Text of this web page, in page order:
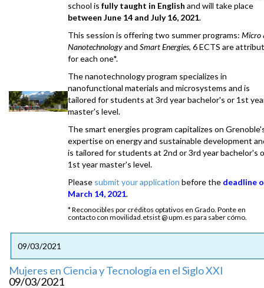
school is fully taught in English and will take place
between June 14 and July 16, 2021.
This session is offering two summer programs: Micro
Nanotechnologyand Smart Energies, 6 ECTS are
for each one*.
The nanotechnology program specializes in
nanofunctional materials and microsystems and is
tailored for students at 3rd year bachelor's or 1st
master's level.
The smart energies program capitalizes on
expertise on energy and sustainable development
is tailored for students at 2nd or 3rd year bachelor's
1st year master's level.
Please submit your application before the deadline
March 14, 2021.
* Reconocibles por créditos optativos en Grado. Ponte en
contacto con movilidad.etsist @ upm.es para saber cómo.
09/03/2021
Mujeres en Ciencia y Tecnología en el Siglo XXI
09/03/2021